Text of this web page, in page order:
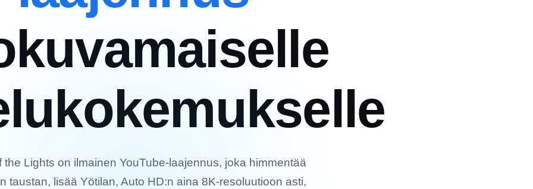
the Lights on ilmainen YouTube-laajennus, joka himmentää
taustan, lisää Yötilan, Auto HD:n aina 8K-resoluutioon asti,